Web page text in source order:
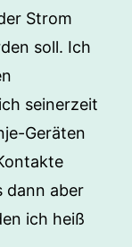
Strom
soll. Ich
seinerzeit
Geräten
dann aber
ich heiß